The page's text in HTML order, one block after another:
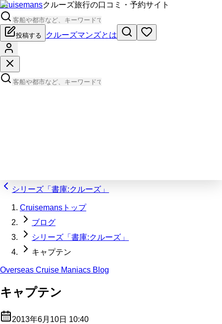
Cruisemansクルーズ旅行の口コミ・予約サイト
投稿する クルーズマンズとは
シリーズ「書庫:クルーズ」
Cruisemansトップ
ブログ
シリーズ「書庫:クルーズ」
キャプテン
Overseas Cruise Maniacs Blog
キャプテン
2013年6月10日 10:40